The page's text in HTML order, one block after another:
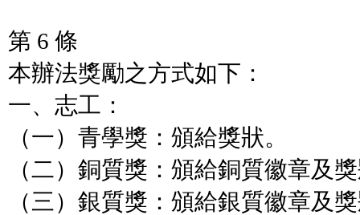
第 6 條
本辦法獎勵之方式如下：
一、志工：
（一）青學獎：頒給獎狀。
（二）銅質獎：頒給銅質徽章及
（三）銀質獎：頒給銀質徽章及